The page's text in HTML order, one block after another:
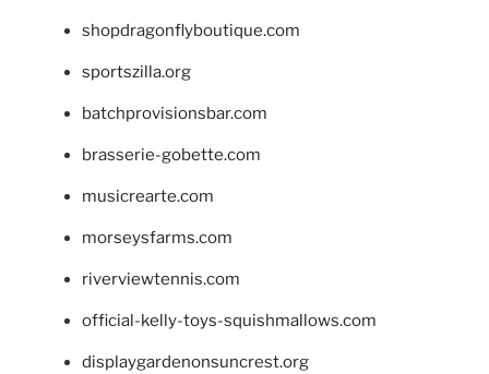
shopdragonflyboutique.com
sportszilla.org
batchprovisionsbar.com
brasserie-gobette.com
musicrearte.com
morseysfarms.com
riverviewtennis.com
official-kelly-toys-squishmallows.com
displaygardenonsuncrest.org